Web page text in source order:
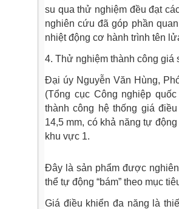
su qua thử nghiệm đều đạt
nghiên cứu đã góp phần
nhiệt động cơ hành trình tên
4. Thử nghiệm thành công giá
Đại úy Nguyễn Văn Hùng,
(Tổng cục Công nghiệp
thành công hệ thống giá
14,5 mm, có khả năng tự
khu vực 1.
Đây là sản phẩm được
thể tự động “bám” theo mục
Giá điều khiển đa năng là